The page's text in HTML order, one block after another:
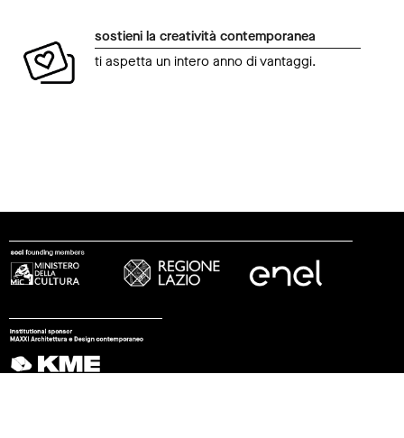
sostieni la creatività contemporanea
ti aspetta un intero anno di vantaggi.